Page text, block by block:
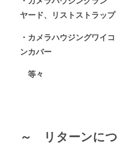
ヤード、リストストラップ
・カメラハウジングワイコ
ンカバー
等々
～ リターンにつ